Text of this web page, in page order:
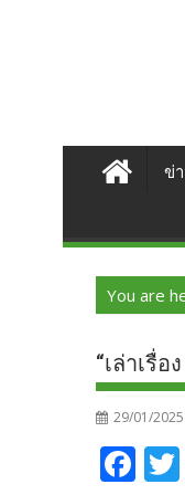
ข่
You are
“เล่าเรื่
29/01/2025
F